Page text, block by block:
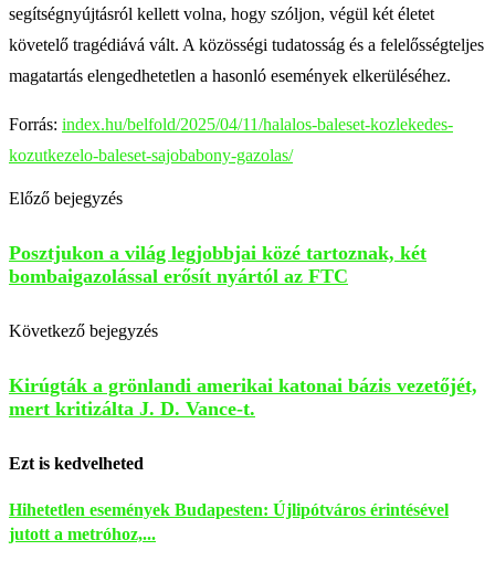
segítségnyújtásról kellett volna, hogy szóljon, végül két életet
követelő tragédiává vált. A közösségi tudatosság és a felelősségteljes
magatartás elengedhetetlen a hasonló események elkerüléséhez.
Forrás: index.hu/belfold/2025/04/11/halalos-baleset-kozlekedes-
kozutkezelo-baleset-sajobabony-gazolas/
Előző bejegyzés
Posztjukon a világ legjobbjai közé tartoznak, két
bombaigazolással erősít nyártól az FTC
Következő bejegyzés
Kirúgták a grönlandi amerikai katonai bázis vezetőjét,
mert kritizálta J. D. Vance-t.
Ezt is kedvelheted
Hihetetlen események Budapesten: Újlipótváros érintésével
jutott a metróhoz,...